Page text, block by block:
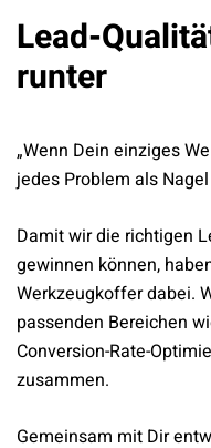
Lead-
runter
„Wenn Dein einziges
jedes Problem als
Damit wir die richtigen
gewinnen können,
Werkzeugkoffer dabei.
passenden Bereichen
Conversion-Rate-
zusammen.
Gemeinsam mit Dir